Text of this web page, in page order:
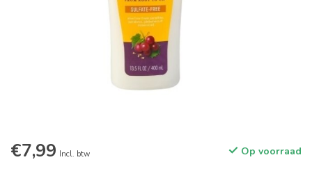
€7,99 Incl. btw Op voorraad